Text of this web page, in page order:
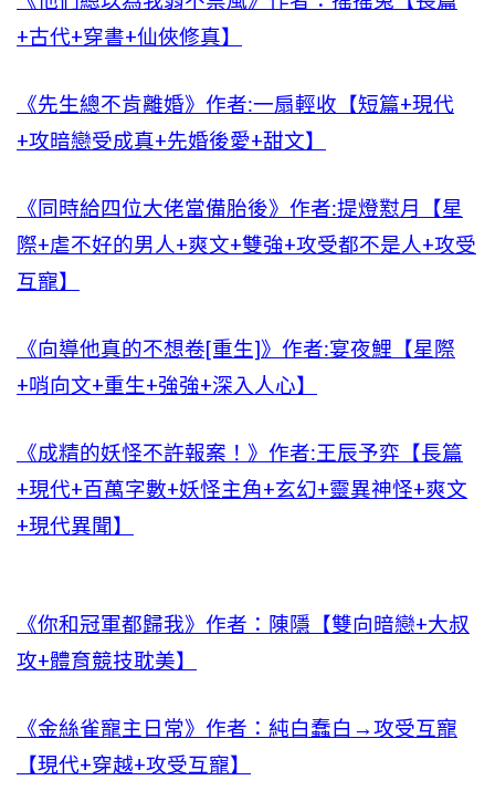
+古代+穿書+仙俠修真】
《先生總不肯離婚》作者:一扇輕收【短篇+現代
+攻暗戀受成真+先婚後愛+甜文】
《同時給四位大佬當備胎後》作者:提燈懟月【星
際+虐不好的男人+爽文+雙強+攻受都不是人+攻受
互寵】
《向導他真的不想卷[重生]》作者:宴夜鯉【星際
+哨向文+重生+強強+深入人心】
《成精的妖怪不許報案！》作者:王辰予弈【長篇
+現代+百萬字數+妖怪主角+玄幻+靈異神怪+爽文
+現代異聞】
《你和冠軍都歸我》作者：陳隱【雙向暗戀+大叔
攻+體育競技耽美】
《金絲雀寵主日常》作者：純白蠢白→攻受互寵
【現代+穿越+攻受互寵】